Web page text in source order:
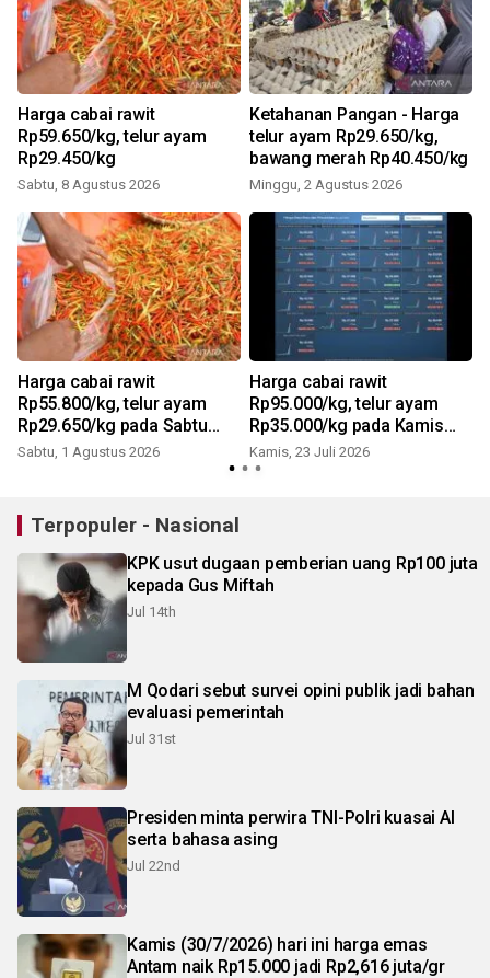
Harga cabai rawit
Rp59.650/kg, telur ayam
Rp29.450/kg
Sabtu, 8 Agustus 2026
Ketahanan Pangan - Harga
telur ayam Rp29.650/kg,
bawang merah Rp40.450/kg
Minggu, 2 Agustus 2026
Harga cabai rawit
Rp55.800/kg, telur ayam
Rp29.650/kg pada Sabtu
(1/8/2026) hari ini
Sabtu, 1 Agustus 2026
Harga cabai rawit
Rp95.000/kg, telur ayam
Rp35.000/kg pada Kamis
(23/7/2026) hari ini
Kamis, 23 Juli 2026
Terpopuler - Nasional
KPK usut dugaan pemberian uang Rp100 juta
kepada Gus Miftah
Jul 14th
M Qodari sebut survei opini publik jadi bahan
evaluasi pemerintah
Jul 31st
Presiden minta perwira TNI-Polri kuasai AI
serta bahasa asing
Jul 22nd
Kamis (30/7/2026) hari ini harga emas
Antam naik Rp15.000 jadi Rp2,616 juta/gr